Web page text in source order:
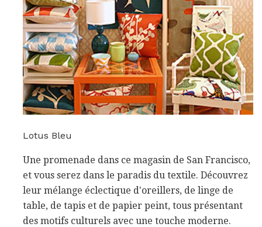
Lotus Bleu
Une promenade dans ce magasin de San Francisco,
et vous serez dans le paradis du textile. Découvrez
leur mélange éclectique d'oreillers, de linge de
table, de tapis et de papier peint, tous présentant
des motifs culturels avec une touche moderne.